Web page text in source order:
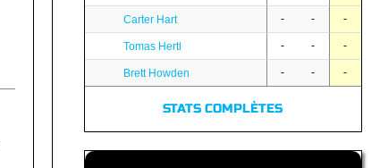
Carter Hart - - -
Tomas Hertl - - -
Brett Howden - - -
STATS COMPLÈTES